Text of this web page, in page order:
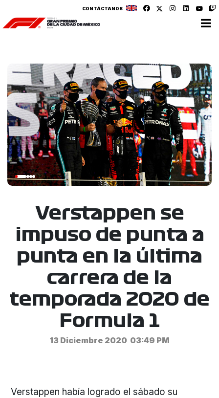
CONTÁCTANOS
Verstappen se
impuso de punta a
punta en la última
carrera de la
temporada 2020 de
Formula 1
13 Diciembre 2020 03:49 PM
Verstappen había logrado el sábado su